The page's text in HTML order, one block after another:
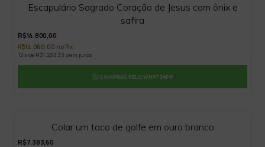
Escapulário Sagrado Coração de Jesus com ônix e
safira
R$14.800,00
R$14.060,00 no Pix
12 x de R$1.233,33 sem juros
COMPRAR PELO WHATSAPP
Colar um taco de golfe em ouro branco
R$7.383,60